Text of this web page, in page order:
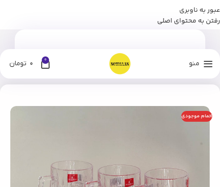
عبور به ناوبری
رفتن به محتوای اصلی
منو 0
0 تومان
سرو نوشیدنی ماگ و لیوان
اتمام موجودی
برای وارد شدن به کانال بله نومان کلیک کنید